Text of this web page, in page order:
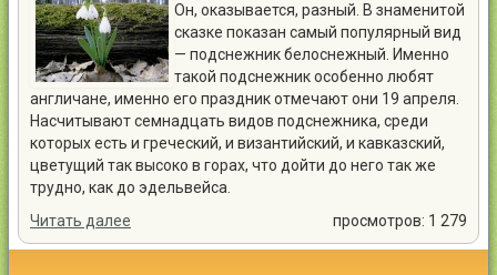
Он, оказывается, разный. В знаменитой
сказке показан самый популярный вид
— подснежник белоснежный. Именно
такой подснежник особенно любят
англичане, именно его праздник отмечают они 19 апреля.
Насчитывают семнадцать видов подснежника, среди
которых есть и греческий, и византийский, и кавказский,
цветущий так высоко в горах, что дойти до него так же
трудно, как до эдельвейса.
Читать далее
просмотров: 1 279